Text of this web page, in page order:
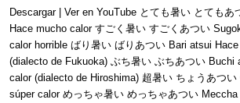
Descargar | Ver en YouTube とても暑い とてもあ
Hace mucho calor すごく暑い すごくあつい
calor horrible ばり暑い ばりあつい Bari atsui
(dialecto de Fukuoka) ぶち暑い ぶちあつい Buchi
calor (dialecto de Hiroshima) 超暑い ちょうあつ
súper calor めっちゃ暑い めっちゃあつい